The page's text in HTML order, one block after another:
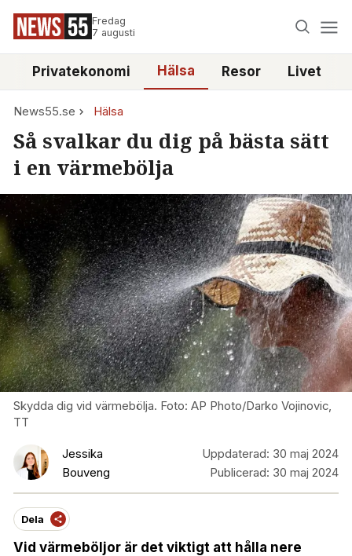
Fredag
7 augusti
Privatekonomi Hälsa Resor Livet
News55.se Hälsa
Så svalkar du dig på bästa sätt
i en värmebölja
Skydda dig vid värmebölja. Foto: AP Photo/Darko Vojinovic,
TT
Jessika
Bouveng
Uppdaterad: 30 maj 2024
Publicerad: 30 maj 2024
Dela
Vid värmeböljor är det viktigt att hålla nere